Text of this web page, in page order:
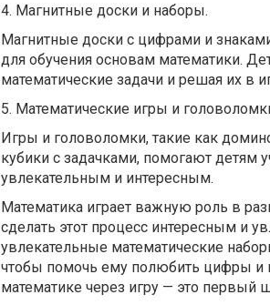
4. Магнитные доски и наборы.
Магнитные доски с цифрами и
для обучения основам математики.
математические задачи и решая их в
5. Математические игры и
Игры и головоломки, такие как
кубики с задачками, помогают детям
увлекательным и интересным.
Математика играет важную роль в
сделать этот процесс интересным и
увлекательные математические
чтобы помочь ему полюбить цифры и
математике через игру — это первый